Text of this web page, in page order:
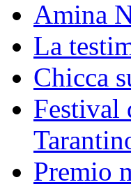
Amina
La
Chicca
Festival
Premio